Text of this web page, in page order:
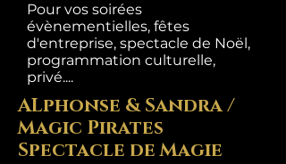
Pour vos soirées
évènementielles, fêtes
d'entreprise, spectacle de Noël,
programmation culturelle,
privé....
ALphonse & Sandra /
Magic Pirates
Spectacle de Magie